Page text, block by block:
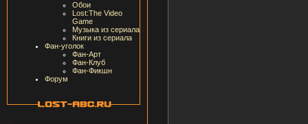
Обои
Lost:The Video
Game
Музыка из сериала
Книги из сериала
Фан-уголок
Фан-Арт
Фан-Клуб
Фан-Фикшн
Форум